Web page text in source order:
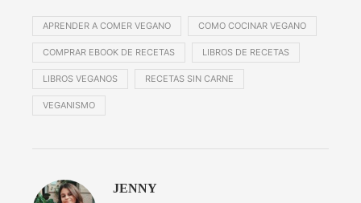
APRENDER A COMER VEGANO COMO COCINAR VEGANO
COMPRAR EBOOK DE RECETAS LIBROS DE RECETAS
LIBROS VEGANOS RECETAS SIN CARNE
VEGANISMO
JENNY